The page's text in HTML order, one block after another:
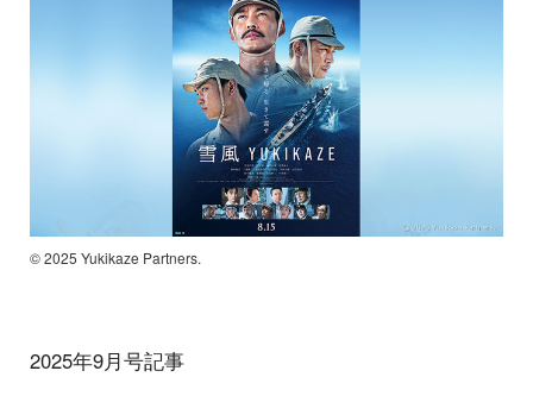
© 2025 Yukikaze Partners.
2025年9月号記事